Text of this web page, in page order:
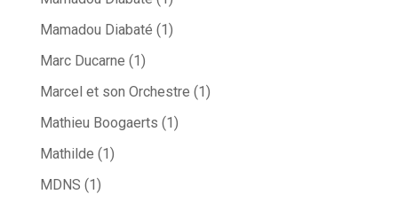
Mamadou Diabaté (1)
Marc Ducarne (1)
Marcel et son Orchestre (1)
Mathieu Boogaerts (1)
Mathilde (1)
MDNS (1)